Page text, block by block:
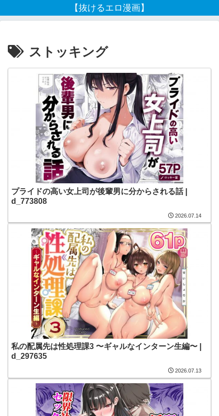
【抜けるエロ漫画】
ストッキング
プライドの高い女上司が後輩男に分からされる話 |
d_773808
2026.07.14
私の配属先は性処理課3 〜ギャルなインターン生編〜 |
d_297635
2026.07.13